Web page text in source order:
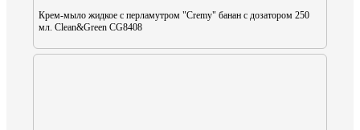
Крем-мыло жидкое с перламутром "Cremy" банан с дозатором 250
мл. Clean&Green CG8408